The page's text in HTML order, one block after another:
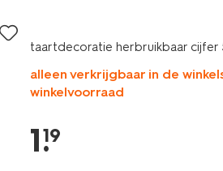
taartdecoratie herbruikbaar cijfer
alleen verkrijgbaar in de
winkelvoorraad
1.
19